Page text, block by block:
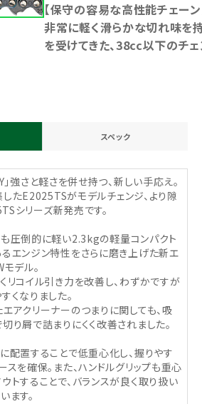
【保守の容易な高性能チェーン
非常に軽く滑らかな切れ味を
を受けてきた、38cc以下のチ
スペック
強さと軽さを併せ持つ、新しい手応え。
たE2025TSがモデルチェンジ、より隙
シリーズ新発売です。
圧倒的に軽い2.3kgの軽量コンパクト
エンジン特性をさらに磨き上げた新エ
デル。
リコイル引き力を改善し、わずかですが
くなりました。
アクリーナーのつまりに関しても、吸
り屑で詰まりにくく改善されました。
配置することで低重心化し、握りやす
スを確保。また、ハンドルグリップも重心
トすることで、バランスが良く取り扱い
ます。